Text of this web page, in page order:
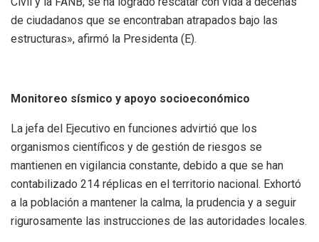
de ciudadanos que se encontraban atrapados bajo las
estructuras», afirmó la Presidenta (E).
Monitoreo sísmico y apoyo socioeconómico
La jefa del Ejecutivo en funciones advirtió que los
organismos científicos y de gestión de riesgos se
mantienen en vigilancia constante, debido a que se han
contabilizado 214 réplicas en el territorio nacional. Exhortó
a la población a mantener la calma, la prudencia y a seguir
rigurosamente las instrucciones de las autoridades locales.